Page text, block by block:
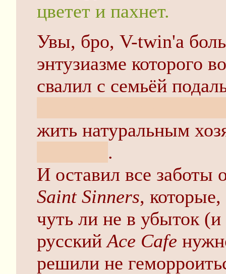
цветет и пахнет.
Увы, бро, V-twin'а
энтузиазме которого
свалил с семьёй
жить натуральным
.
И оставил все заботы
Saint Sinners, которые,
чуть ли не в убыток
русскийAce Cafe
решили не